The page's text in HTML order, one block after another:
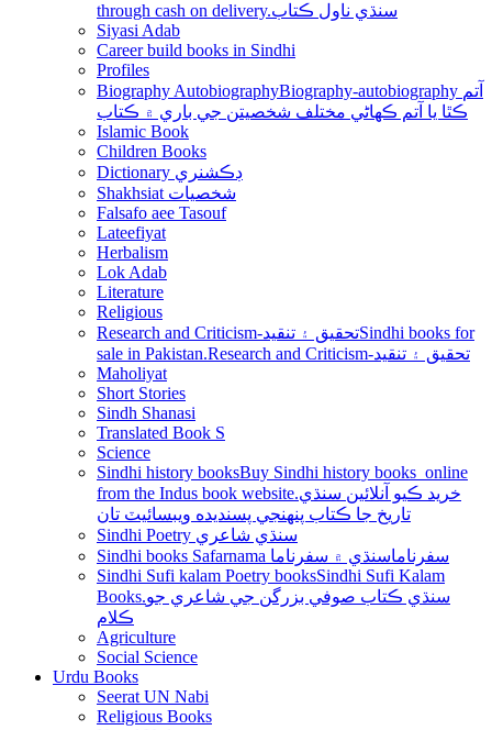
through cash on delivery.سنڌي ناول ڪتاب
Siyasi Adab
Career build books in Sindhi
Profiles
Biography AutobiographyBiography-autobiography آتم
ڪٿا يا آتم ڪھاڻي مختلف شخصيتن جي باري ۾ ڪتاب
Islamic Book
Children Books
Dictionary ڊڪشنري
Shakhsiat شخصيات
Falsafo aee Tasouf
Lateefiyat
Herbalism
Lok Adab
Literature
Religious
Research and Criticism-تحقيق ۽ تنقيدSindhi books for
sale in Pakistan.Research and Criticism-تحقيق ۽ تنقيد
Maholiyat
Short Stories
Sindh Shanasi
Translated Book S
Science
Sindhi history booksBuy Sindhi history books online
from the Indus book website.خريد ڪيو آنلائين سنڌي
تاريخ جا ڪتاب پنھنجي پسنديده ويبسائيٽ تان
Sindhi Poetry سنڌي شاعري
Sindhi books Safarnama سفرناماسنڌي ۾ سفرناما
Sindhi Sufi kalam Poetry booksSindhi Sufi Kalam
Books.سنڌي ڪتاب صوفي بزرگن جي شاعري جو
ڪلام
Agriculture
Social Science
Urdu Books
Seerat UN Nabi
Religious Books